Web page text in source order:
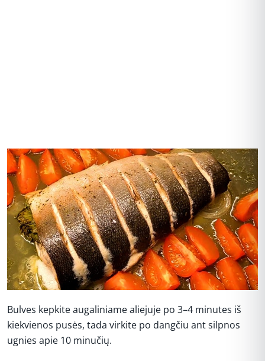
Bulves kepkite augaliniame aliejuje po 3–4 minutes iš
kiekvienos pusės, tada virkite po dangčiu ant silpnos
ugnies apie 10 minučių.